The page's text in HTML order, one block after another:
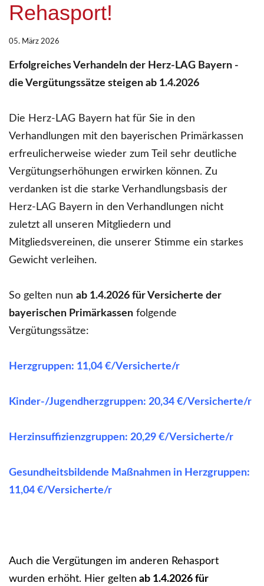
Rehasport!
05. März 2026
Erfolgreiches Verhandeln der Herz-LAG Bayern -
die Vergütungssätze steigen ab 1.4.2026
Die Herz-LAG Bayern hat für Sie in den
Verhandlungen mit den bayerischen Primärkassen
erfreulicherweise wieder zum Teil sehr deutliche
Vergütungserhöhungen erwirken können. Zu
verdanken ist die starke Verhandlungsbasis der
Herz-LAG Bayern in den Verhandlungen nicht
zuletzt all unseren Mitgliedern und
Mitgliedsvereinen, die unserer Stimme ein starkes
Gewicht verleihen.
So gelten nun ab 1.4.2026 für Versicherte der
bayerischen Primärkassen folgende
Vergütungssätze:
Herzgruppen: 11,04 €/Versicherte/r
Kinder-/Jugendherzgruppen: 20,34 €/Versicherte/r
Herzinsuffizienzgruppen: 20,29 €/Versicherte/r
Gesundheitsbildende Maßnahmen in Herzgruppen:
11,04 €/Versicherte/r
Auch die Vergütungen im anderen Rehasport
wurden erhöht. Hier gelten ab 1.4.2026 für